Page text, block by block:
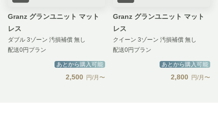
Granz グランユニット マット
レス
ダブル 3ゾーン 汚損補償 無し
配送0円プラン
あとから購入可能
2,500 円/月〜
Granz グランユニット マット
レス
クイーン 3ゾーン 汚損補償 無し
配送0円プラン
あとから購入可能
2,800 円/月〜